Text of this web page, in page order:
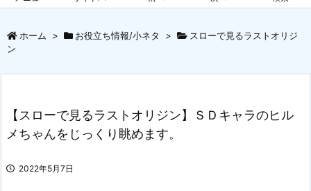
ホーム > お役立ち情報/小ネタ >
スローで見るラストオリジ
ン
【スローで見るラストオリジン】ＳＤキャラのヒル
メちゃんをじっくり眺めます。
2022年5月7日